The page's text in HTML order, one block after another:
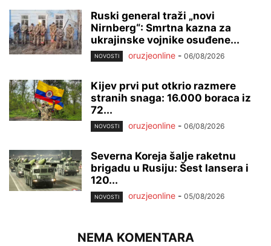
Ruski general traži „novi
Nirnberg“: Smrtna kazna za
ukrajinske vojnike osuđene...
NOVOSTI oruzjeonline - 06/08/2026
Kijev prvi put otkrio razmere
stranih snaga: 16.000 boraca iz
72...
NOVOSTI oruzjeonline - 06/08/2026
Severna Koreja šalje raketnu
brigadu u Rusiju: Šest lansera i
120...
NOVOSTI oruzjeonline - 05/08/2026
NEMA KOMENTARA